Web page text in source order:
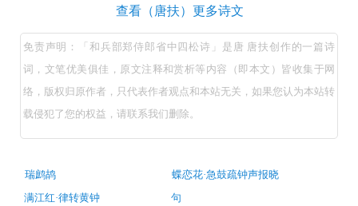
诗
原
文
翻
文
注
兵
部
郑
侍
郎
中
四
查看（唐扶）更多诗文
免责声明：「和兵部郑侍郎省中四松诗」是唐 唐扶创作的一篇诗
词，文笔优美俱佳，原文注释和赏析等内容（即本文）皆收集于网
络，版权归原作者，只代表作者观点和本站无关，如果您认为本站转
载侵犯了您的权益，请联系我们删除。
古
词
瑞鹧鸪
蝶恋花·急鼓疏钟声报晓
满江红·律转黄钟
句